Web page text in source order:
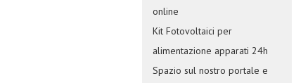
online
Kit Fotovoltaici per
alimentazione apparati 24h
Spazio sul nostro portale e